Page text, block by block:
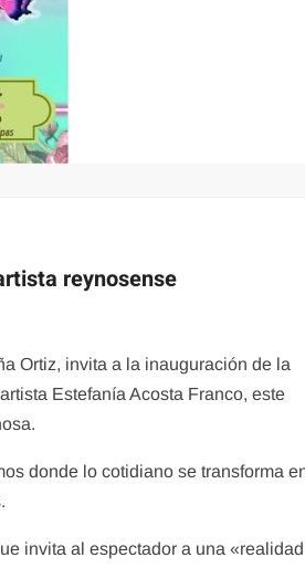
reynosense
Ortiz, invita a la inauguración de la
Estefanía Acosta Franco, este
donde lo cotidiano se transforma
invita al espectador a una «realidad